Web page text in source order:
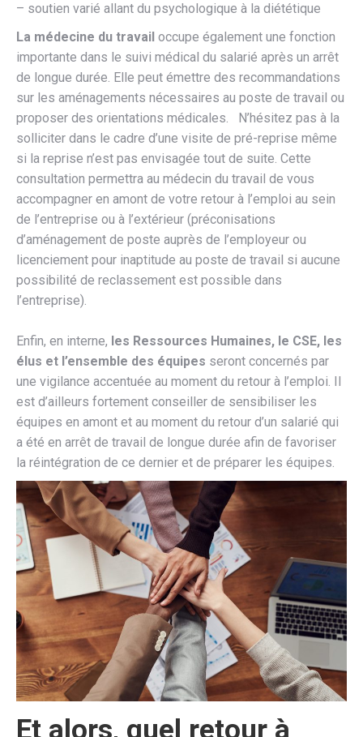
– soutien varié allant du psychologique à la diététique
La médecine du travail occupe également une fonction
importante dans le suivi médical du salarié après un arrêt
de longue durée. Elle peut émettre des recommandations
sur les aménagements nécessaires au poste de travail ou
proposer des orientations médicales. N’hésitez pas à la
solliciter dans le cadre d’une visite de pré-reprise même
si la reprise n’est pas envisagée tout de suite. Cette
consultation permettra au médecin du travail de vous
accompagner en amont de votre retour à l’emploi au sein
de l’entreprise ou à l’extérieur (préconisations
d’aménagement de poste auprès de l’employeur ou
licenciement pour inaptitude au poste de travail si aucune
possibilité de reclassement est possible dans
l’entreprise).
Enfin, en interne, les Ressources Humaines, le CSE, les
élus et l’ensemble des équipes seront concernés par
une vigilance accentuée au moment du retour à l’emploi. Il
est d’ailleurs fortement conseiller de sensibiliser les
équipes en amont et au moment du retour d’un salarié qui
a été en arrêt de travail de longue durée afin de favoriser
la réintégration de ce dernier et de préparer les équipes.
Et alors, quel retour à